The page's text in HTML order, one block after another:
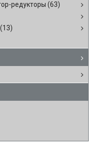
редукторы (63)
(13)